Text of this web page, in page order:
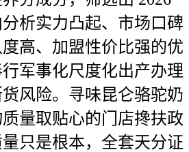
析实力凸起、市场口碑
高、加盟性价比强的优
军事化尺度化出产办理
风险。寻味昆仑骆驼奶
量取贴心的门店搀扶政
只是根本，全套天分证